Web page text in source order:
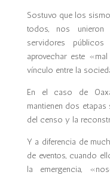
Sostuvo que los
todos, nos
servidores
aprovechar este
vínculo entre la
En el caso de
mantienen dos etapas
del censo y la
Y a diferencia de
de eventos, cuando
la emergencia,